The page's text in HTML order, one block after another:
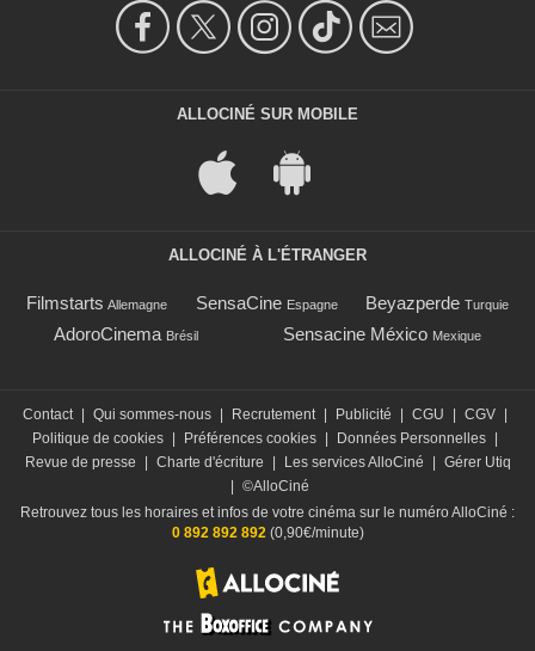
ALLOCINÉ SUR MOBILE
ALLOCINÉ À L'ÉTRANGER
Filmstarts Allemagne SensaCine Espagne Beyazperde Turquie
AdoroCinema Brésil Sensacine México Mexique
Contact Qui sommes-nous Recrutement Publicité CGU CGV
Politique de cookies
Préférences cookies Données Personnelles
Revue de presse
Charte d'écriture Les services AlloCiné
Gérer Utiq
©AlloCiné
Retrouvez tous les horaires et infos de votre cinéma sur le numéro AlloCiné :
0 892 892 892(0,90€/minute)